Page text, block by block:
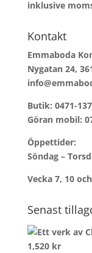
inklusive
Kontakt
Emmaboda
Nygatan 24,
Butik: 0471-
Göran mobil:
Öppettider:
Söndag –
Vecka 7, 10
Senast
1,520 kr